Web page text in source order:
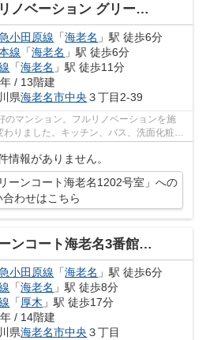
ーション グリーンコート海老名1202号室
小田原線 「海老名 」駅 徒歩6分
線 「海老名 」駅 徒歩6分
「海老名 」駅 徒歩11分
/ 13階建
県海老名市中央 ３丁目2-39
のマンション。フルリノベーションを施
りました。キッチン、バス、洗面化粧
情報がありません。
ーンコート海老名1202号室」への
合わせはこちら
コート海老名3番館アルファスクエア
小田原線 「海老名 」駅 徒歩6分
「海老名 」駅 徒歩8分
「厚木 」駅 徒歩17分
/ 14階建
県海老名市中央 ３丁目